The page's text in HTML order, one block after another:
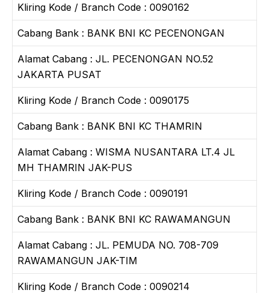
Kliring Kode / Branch Code : 0090162
Cabang Bank : BANK BNI KC PECENONGAN
Alamat Cabang : JL. PECENONGAN NO.52
JAKARTA PUSAT
Kliring Kode / Branch Code : 0090175
Cabang Bank : BANK BNI KC THAMRIN
Alamat Cabang : WISMA NUSANTARA LT.4 JL
MH THAMRIN JAK-PUS
Kliring Kode / Branch Code : 0090191
Cabang Bank : BANK BNI KC RAWAMANGUN
Alamat Cabang : JL. PEMUDA NO. 708-709
RAWAMANGUN JAK-TIM
Kliring Kode / Branch Code : 0090214